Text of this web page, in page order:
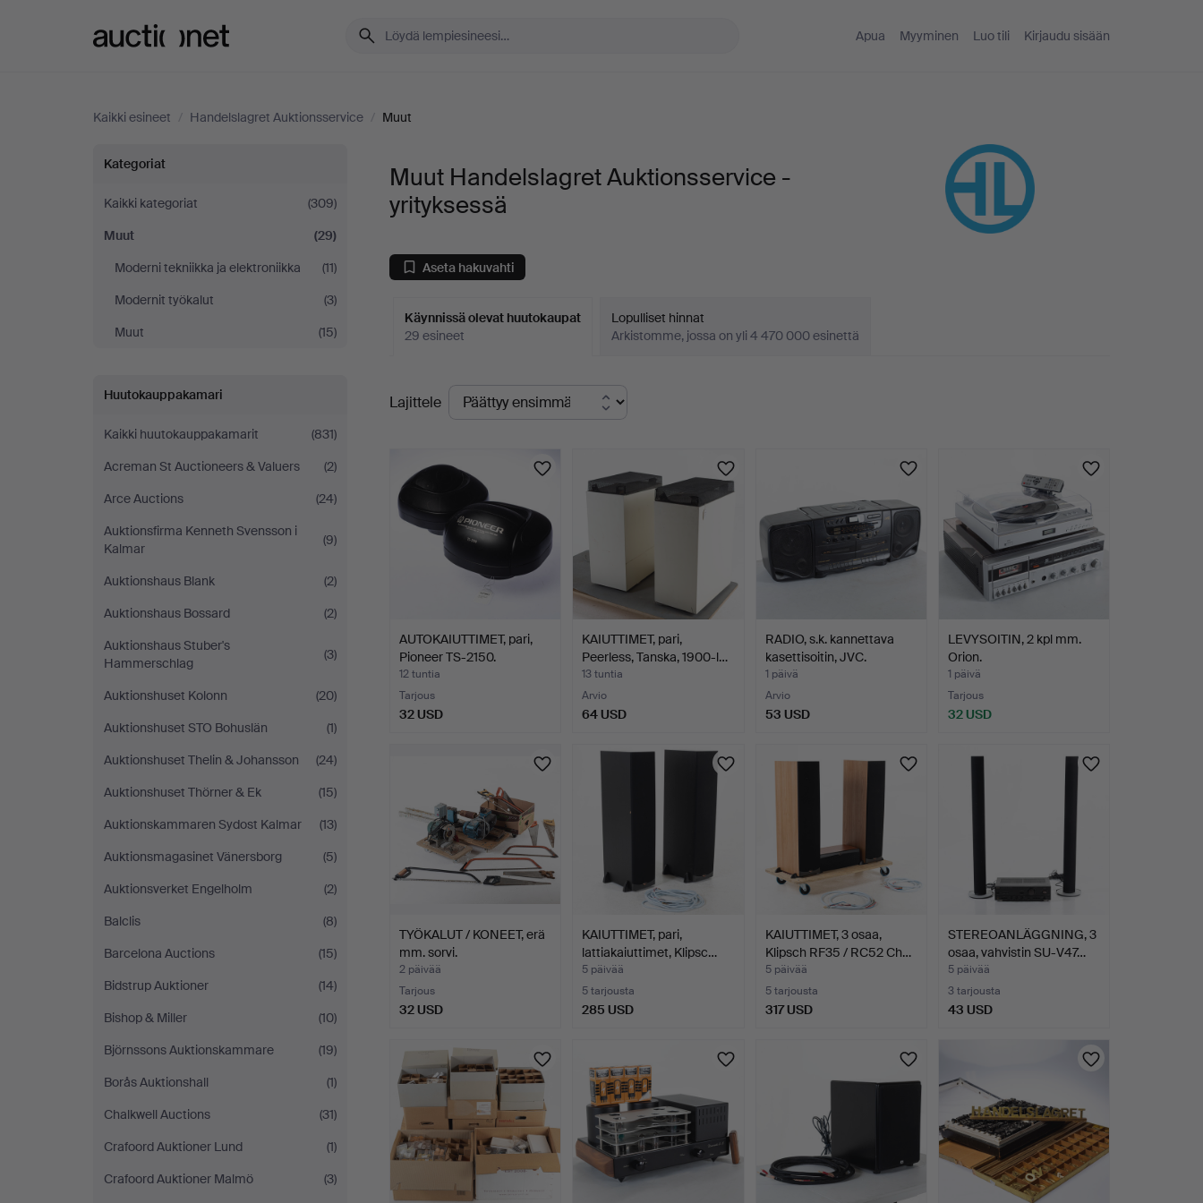
Apua Myyminen Luo tili Kirjaudu sisään
Kaikki esineet / Handelslagret Auktionsservice / Muut
Muut
Handelslagret
Auktionsservice
yrityksessä
Kategoriat
Kaikki kategoriat
(309)
Muut
(29)
Moderni tekniikka ja elektroniikka
(11)
Modernit työkalut
(3)
Muut
(15)
Huutokauppakamari
Kaikki huutokauppakamarit
(831)
Acreman St Auctioneers & Valuers
(2)
Arce Auctions
(24)
Auktionsfirma Kenneth Svensson i
Kalmar
(9)
Auktionshaus Blank
(2)
Auktionshaus Bossard
(2)
Auktionshaus Stuber's
Hammerschlag
(3)
Auktionshuset Kolonn
(20)
Auktionshuset STO Bohuslän
(1)
Auktionshuset Thelin & Johansson
(24)
Auktionshuset Thörner & Ek
(15)
Auktionskammaren Sydost Kalmar
(13)
Auktionsmagasinet Vänersborg
(5)
Auktionsverket Engelholm
(2)
Balclis
(8)
Barcelona Auctions
(15)
Bidstrup Auktioner
(14)
Bishop & Miller
(10)
Björnssons Auktionskammare
(19)
Borås Auktionshall
(1)
Chalkwell Auctions
(31)
Crafoord Auktioner Lund
(1)
Crafoord Auktioner Malmö
(3)
Muut Handelslagret Auktionsservice -
yrityksessä
Aseta hakuvahti
Käynnissä olevat huutokaupat
29 esineet
Lopulliset hinnat
Arkistomme, jossa on yli 4 470 000 esinettä
Käynnissä
olevat
Lajittele
AUTOKAIUTTIMET, pari,
Pioneer TS-2150.
12 tuntia
Tarjous
32 USD
KAIUTTIMET, pari,
Peerless, Tanska, 1900-l…
13 tuntia
Arvio
64 USD
RADIO, s.k. kannettava
kasettisoitin, JVC.
1 päivä
Arvio
53 USD
LEVYSOITIN, 2 kpl mm.
Orion.
1 päivä
Tarjous
32 USD
TYÖKALUT / KONEET, erä
mm. sorvi.
2 päivää
Tarjous
32 USD
KAIUTTIMET, pari,
lattiakaiuttimet, Klipsc…
5 päivää
5 tarjousta
285 USD
KAIUTTIMET, 3 osaa,
Klipsch RF35 / RC52 Ch…
5 päivää
5 tarjousta
317 USD
STEREOANLÄGGNING, 3
osaa, vahvistin SU-V47…
5 päivää
3 tarjousta
43 USD